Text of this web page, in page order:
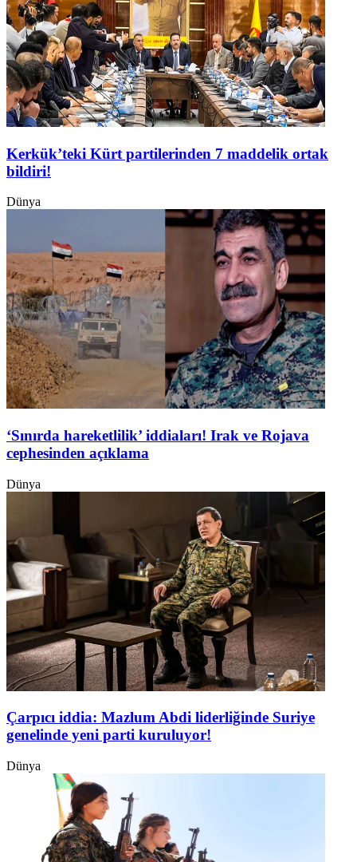
Kerkük’teki Kürt partilerinden 7 maddelik ortak
bildiri!
Dünya
‘Sınırda hareketlilik’ iddiaları! Irak ve Rojava
cephesinden açıklama
Dünya
Çarpıcı iddia: Mazlum Abdi liderliğinde Suriye
genelinde yeni parti kuruluyor!
Dünya